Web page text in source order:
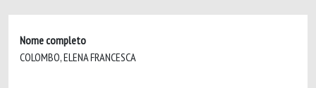
Nome completo
COLOMBO, ELENA FRANCESCA